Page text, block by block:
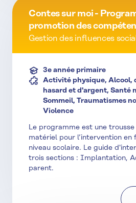
Contes sur moi -
promotion des
Gestion des influences
3e année primaire
Activité physique, Alcool,
hasard et d'argent, Santé
Sommeil, Traumatismes
Violence
Le programme est une
matériel pour l’intervention en
niveau scolaire. Le guide
trois sections : Implantation,
parent.